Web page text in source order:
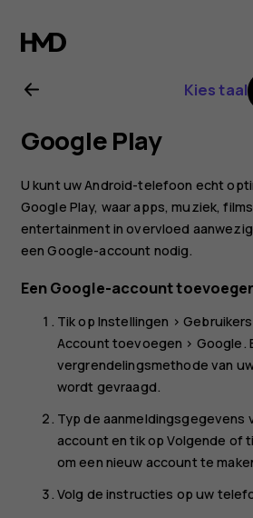
voor
Nokia
2.1
Kies taal
Google Play
U kunt uw Android-telefoon echt
Google Play, waar apps, muziek,
entertainment in overvloed
een Google-account nodig.
Een Google-account
Tik op Instellingen >
Account toevoegen > Google.
vergrendelingsmethode van
wordt gevraagd.
Typ de aanmeldingsgegevens
account en tik opVolgende of
om een nieuw account te
Volg de instructies op uw